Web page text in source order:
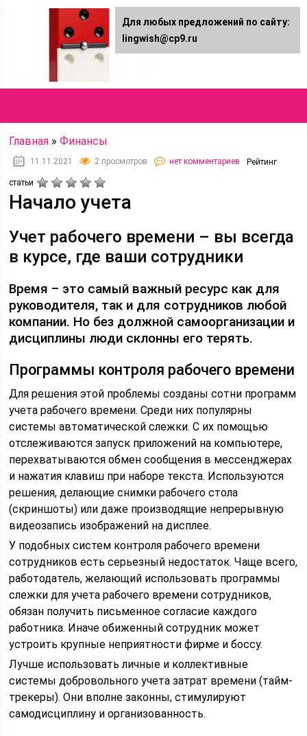
Lingwish.ru
Онлайн журнал
Главная »Финансы
11.11.2021 2 просмотров нет комментариев Рейтинг
статьи
Начало учета
Учет рабочего времени – вы всегда
в курсе, где ваши сотрудники
Время – это самый важный ресурс как для
руководителя, так и для сотрудников любой
компании. Но без должной самоорганизации и
дисциплины люди склонны его терять.
Программы контроля рабочего времени
Для решения этой проблемы созданы сотни программ
учета рабочего времени. Среди них популярны
системы автоматической слежки. С их помощью
отслеживаются запуск приложений на компьютере,
перехватываются обмен сообщения в мессенджерах
и нажатия клавиш при наборе текста. Используются
решения, делающие снимки рабочего стола
(скриншоты) или даже производящие непрерывную
видеозапись изображений на дисплее.
У подобных систем контроля рабочего времени
сотрудников есть серьезный недостаток. Чаще всего,
работодатель, желающий использовать программы
слежки для учета рабочего времени сотрудников,
обязан получить письменное согласие каждого
работника. Иначе обиженный сотрудник может
устроить крупные неприятности фирме и боссу.
Лучше использовать личные и коллективные
системы добровольного учета затрат времени (тайм-
трекеры). Они вполне законны, стимулируют
самодисциплину и организованность.
Для любых предложений по сайту:
lingwish@cp9.ru